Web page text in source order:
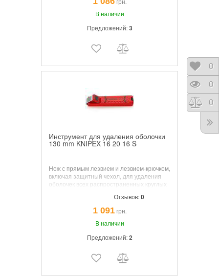
продольных резов.
В наличии
Предложений:3
Инструмент для удаления оболочки
130 mm KNIPEX 16 20 16 S
Нож с прямым лезвием и лезвием-крючком,
включая защитный чехол, для удаления
оболочек всех распространенных круглых
Отзывов:0
1 091грн.
В наличии
Предложений:2
0
0
0